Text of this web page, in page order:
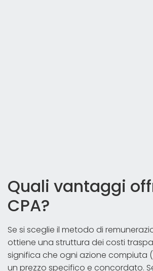
Quali vantaggi
CPA?
Se si sceglie il metodo di
ottiene una struttura dei costi
significa che ogni azione compiuta
un prezzo specifico e concordato.